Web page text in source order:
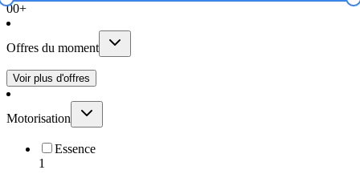
00+
Offres du moment
Voir plus d'offres
Motorisation
Essence
1